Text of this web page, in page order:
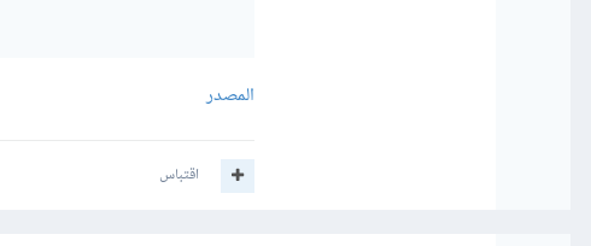
المصدر
اقتباس